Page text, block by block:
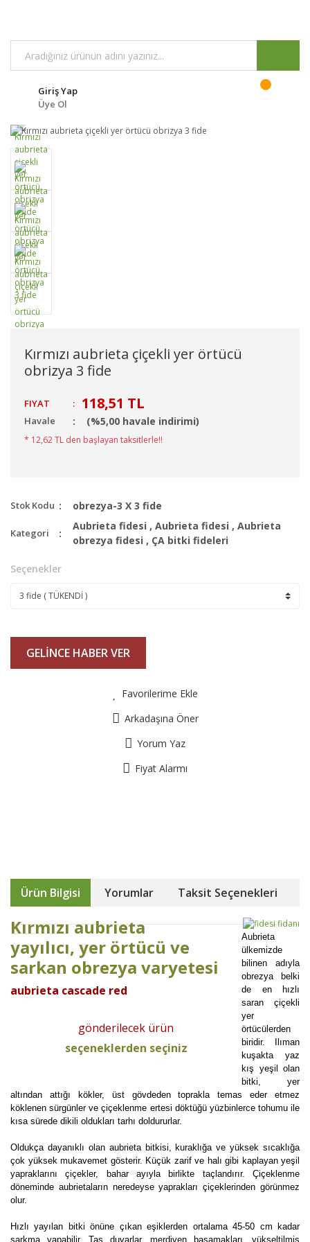
Giriş Yap
Üye Ol
Kırmızı aubrieta çiçekli yer örtücü
obrizya 3 fide
FIYAT : 118,51 TL
Havale (%5,00 havale indirimi)
* 12,62 TL den başlayan taksitlerle!!
Stok Kodu obrezya-3 X 3 fide
Kategori
Aubrieta fidesi , Aubrieta fidesi , Aubrieta
obrezya fidesi , ÇA bitki fideleri
Seçenekler
GELİNCE HABER VER
Favorilerime Ekle
Arkadaşına Öner
Yorum Yaz
Fiyat Alarmı
Ürün Bilgisi Yorumlar Taksit Seçenekleri
Kırmızı aubrieta
yayılıcı, yer örtücü ve
sarkan obrezya varyetesi
aubrieta cascade red
gönderilecek ürün
seçeneklerden seçiniz
Aubrieta
ülkemizde
bilinen adıyla
obrezya belki
de en hızlı
saran çiçekli
yer
örtücülerden
biridir. Ilıman
kuşakta yaz
kış yeşil olan
bitki, yer
altından attığı kökler, üst gövdeden toprakla temas eder etmez
köklenen sürgünler ve çiçeklenme ertesi döktüğü yüzbinlerce tohumu ile
kısa sürede dikili oldukları tarhı doldururlar.
Oldukça dayanıklı olan aubrieta bitkisi, kuraklığa ve yüksek sıcaklığa
çok yüksek mukavemet gösterir. Küçük zarif ve halı gibi kaplayan yeşil
yapraklarını çiçekler, bahar ayıyla birlikte taçlandırır. Çiçeklenme
döneminde aubrietaların neredeyse yaprakları çiçeklerinden görünmez
olur.
Hızlı yayılan bitki önüne çıkan eşiklerden ortalama 45-50 cm kadar
sarkma yapabilir. Taş duvarlar, merdiven basamakları, yükseltilmiş